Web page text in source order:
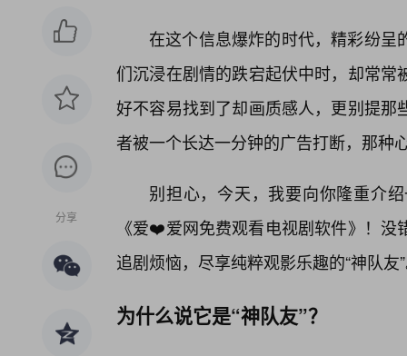
分享
在这个信息爆炸的时代，精彩纷呈
们沉浸在剧情的跌宕起伏中时，却常
好不容易找到了却画质感人，更别提
者被一个长达一分钟的广告打断，那种
别担心，今天，我要向你隆重介
《爱❤️爱网免费观看电视剧软件》！
追剧烦恼，尽享纯粹观影乐趣的“神队友
为什么说它是“神队友”？